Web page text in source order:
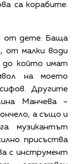
са корабите.
от дете. Баща
от малки води
до който имат
на моето
Другите
Манчева –
а също и
музикантът
присъства
с инструмент